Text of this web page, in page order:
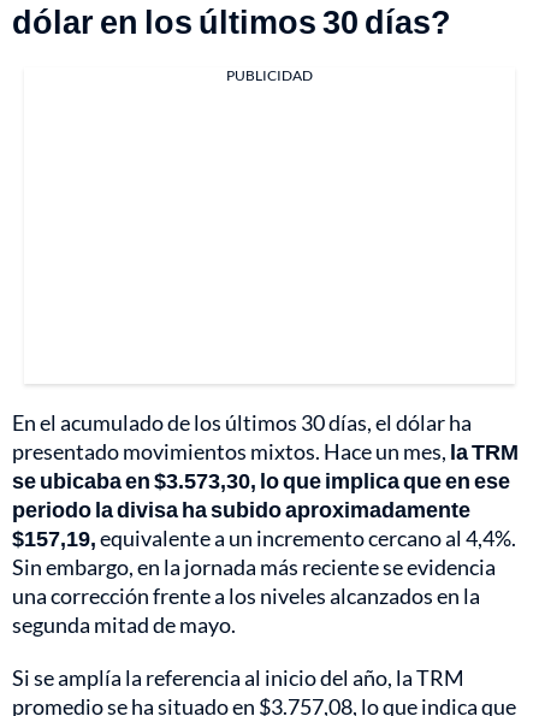
dólar en los últimos 30 días?
PUBLICIDAD
En el acumulado de los últimos 30 días, el dólar ha
presentado movimientos mixtos. Hace un mes, la TRM
se ubicaba en $3.573,30, lo que implica que en ese
periodo la divisa ha subido aproximadamente
$157,19,equivalente a un incremento cercano al 4,4%.
Sin embargo, en la jornada más reciente se evidencia
una corrección frente a los niveles alcanzados en la
segunda mitad de mayo.
Si se amplía la referencia al inicio del año, la TRM
promedio se ha situado en $3.757,08, lo que indica que